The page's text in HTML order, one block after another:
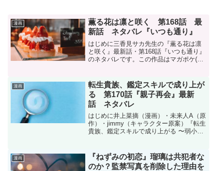
漫画
薫る花は凛と咲く 第168話 最
新話 ネタバレ『いつも通り』
はじめに三香見サカ先生の『薫る花は凛
と咲く』最新話・第168話『いつも通り』
のネタバレです。この作品はマガポケ(マ
定です。現在、コミックスは20巻(150話
～15...
漫画
転生貴族、鑑定スキルで成り上が
る 第170話『親子再会』最新
話 ネタバレ
はじめに井上菜摘（漫画）・未来人A（原
作）・jimmy（キャラクター原案）『転生
貴族、鑑定スキルで成り上がる 〜弱小領
170話『親子再会』のネタバレです。転生
貴族、鑑定...
漫画
『ねずみの初恋』瑠璃は共犯者な
のか？監禁写真を削除した理由を